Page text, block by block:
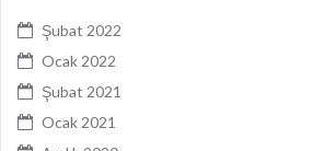
Şubat 2022
Ocak 2022
Şubat 2021
Ocak 2021